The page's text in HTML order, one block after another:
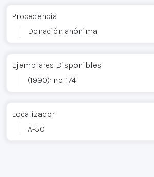
Procedencia
Donación anónima
Ejemplares Disponibles
(1990): no. 174
Localizador
A-50